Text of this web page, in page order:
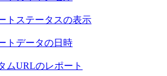
トステータスの表示
トデータの日時
ムURLのレポート